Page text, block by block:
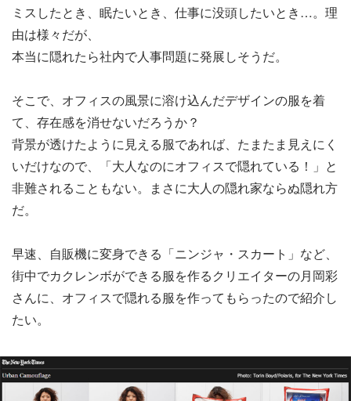
ミスしたとき、眠たいとき、仕事に没頭したいとき…。理
由は様々だが、
本当に隠れたら社内で人事問題に発展しそうだ。
そこで、オフィスの風景に溶け込んだデザインの服を着
て、存在感を消せないだろうか？
背景が透けたように見える服であれば、たまたま見えにく
いだけなので、「大人なのにオフィスで隠れている！」と
非難されることもない。まさに大人の隠れ家ならぬ隠れ方
だ。
早速、自販機に変身できる「ニンジャ・スカート」など、
街中でカクレンボができる服を作るクリエイターの月岡彩
さんに、オフィスで隠れる服を作ってもらったので紹介し
たい。